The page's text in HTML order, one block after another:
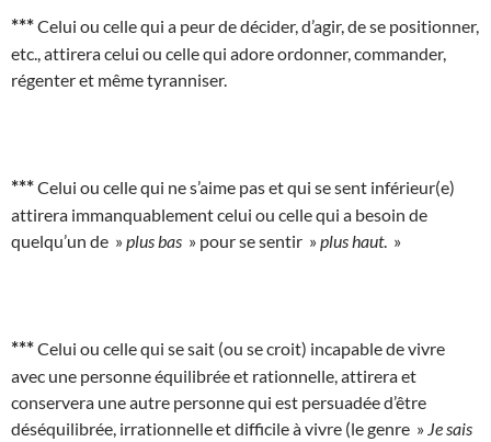
***Celui ou celle qui a peur de décider, d’agir, de se positionner,
etc., attirera celui ou celle qui adore ordonner, commander,
régenter et même tyranniser.
***Celui ou celle qui ne s’aime pas et qui se sent inférieur(e)
attirera immanquablement celui ou celle qui a besoin de
quelqu’un de »plus bas » pour se sentir »plus haut. »
***Celui ou celle qui se sait (ou se croit) incapable de vivre
avec une personne équilibrée et rationnelle, attirera et
conservera une autre personne qui est persuadée d’être
déséquilibrée, irrationnelle et difficile à vivre (le genre » Je sais